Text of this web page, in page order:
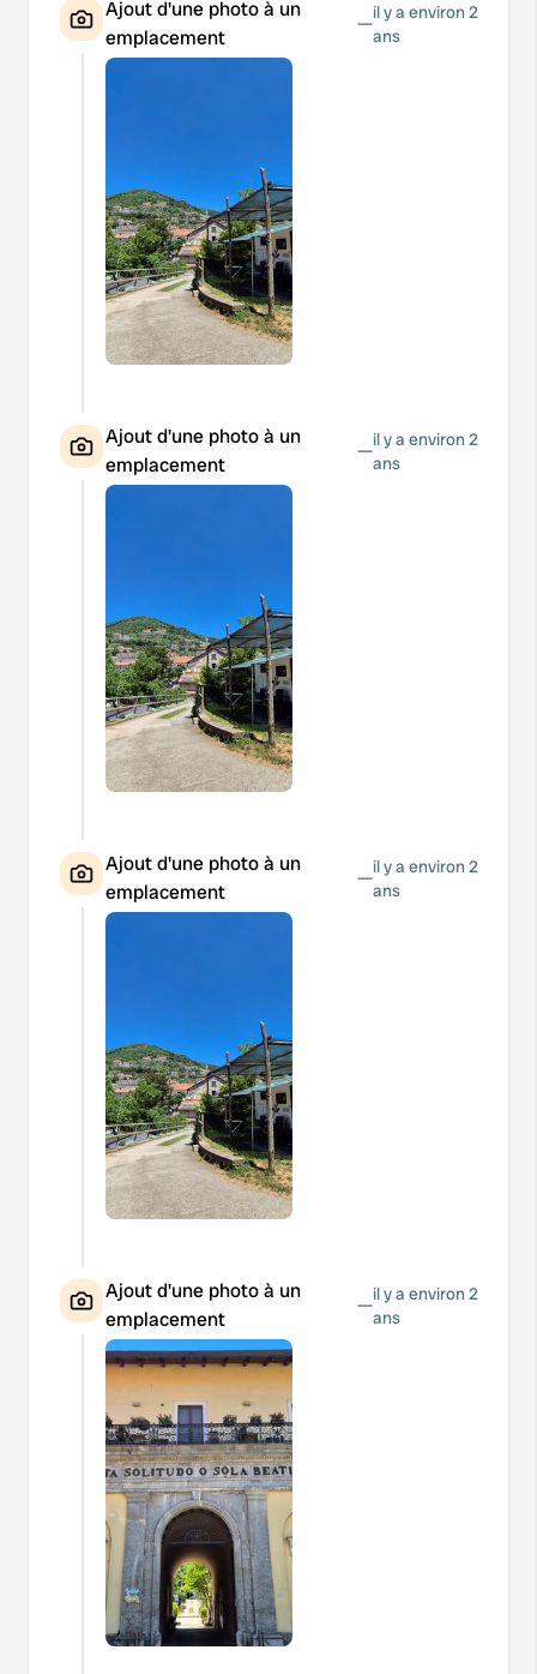
Ajout d'une photo à un
emplacement
—il y a environ 2
ans
Ajout d'une photo à un
emplacement
—il y a environ 2
ans
Ajout d'une photo à un
emplacement
—il y a environ 2
ans
Ajout d'une photo à un
emplacement
—il y a environ 2
ans